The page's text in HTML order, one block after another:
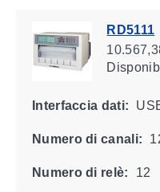
RD5111
Interfaccia dati:
Numero di canali:
Numero di relè: 12